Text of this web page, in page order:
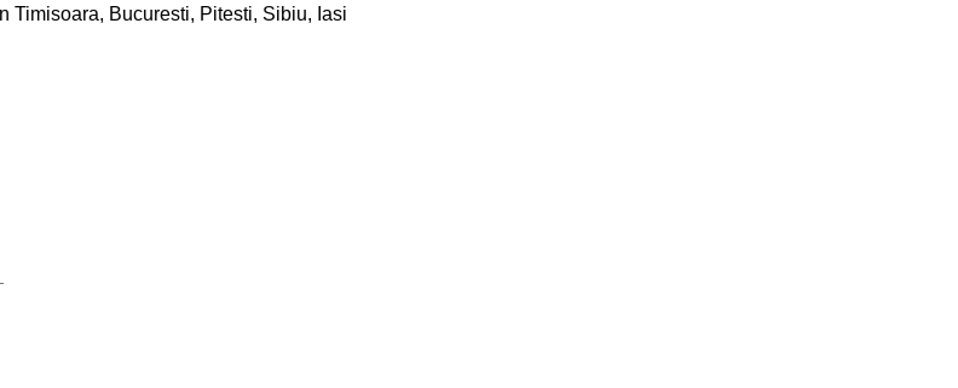
Timisoara, Bucuresti, Pitesti, Sibiu, Iasi